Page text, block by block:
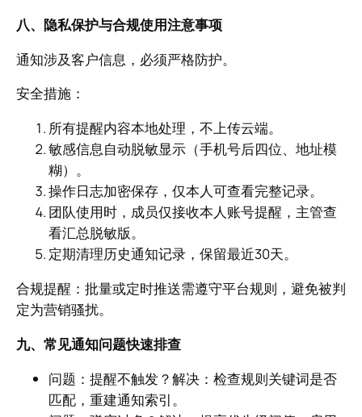
八、隐私保护与合规使用注意事项
通知涉及客户信息，必须严格防护。
安全措施：
所有提醒内容本地处理，不上传云端。
敏感信息自动脱敏显示（手机号后四位、地址模
糊）。
操作日志加密保存，仅本人可查看完整记录。
团队使用时，成员仅接收本人账号提醒，主管查
看汇总脱敏版。
定期清理历史通知记录，保留最近30天。
合规提醒：批量或定时推送需遵守平台规则，避免被判
定为营销骚扰。
九、常见通知问题快速排查
问题：提醒不触发？解决：检查规则关键词是否
匹配，重建通知索引。